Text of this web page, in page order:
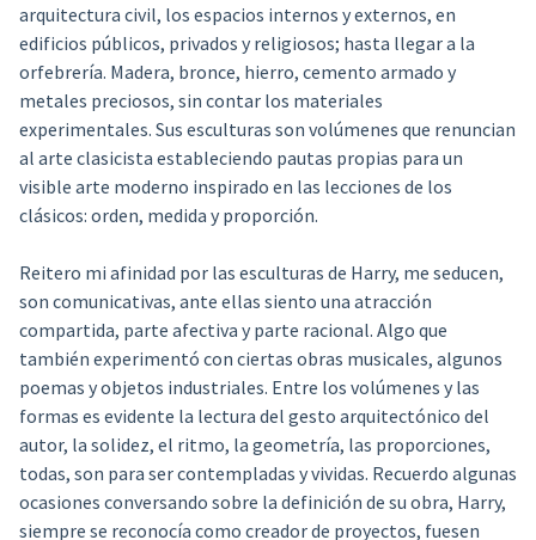
arquitectura civil, los espacios internos y externos, en
edificios públicos, privados y religiosos; hasta llegar a la
orfebrería. Madera, bronce, hierro, cemento armado y
metales preciosos, sin contar los materiales
experimentales. Sus esculturas son volúmenes que renuncian
al arte clasicista estableciendo pautas propias para un
visible arte moderno inspirado en las lecciones de los
clásicos: orden, medida y proporción.
Reitero mi afinidad por las esculturas de Harry, me seducen,
son comunicativas, ante ellas siento una atracción
compartida, parte afectiva y parte racional. Algo que
también experimentó con ciertas obras musicales, algunos
poemas y objetos industriales. Entre los volúmenes y las
formas es evidente la lectura del gesto arquitectónico del
autor, la solidez, el ritmo, la geometría, las proporciones,
todas, son para ser contempladas y vividas. Recuerdo algunas
ocasiones conversando sobre la definición de su obra, Harry,
siempre se reconocía como creador de proyectos, fuesen